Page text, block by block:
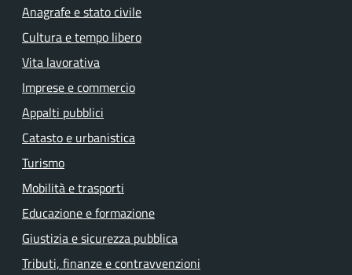
Anagrafe e stato civile
Cultura e tempo libero
Vita lavorativa
Imprese e commercio
Appalti pubblici
Catasto e urbanistica
Turismo
Mobilità e trasporti
Educazione e formazione
Giustizia e sicurezza pubblica
Tributi, finanze e contravvenzioni